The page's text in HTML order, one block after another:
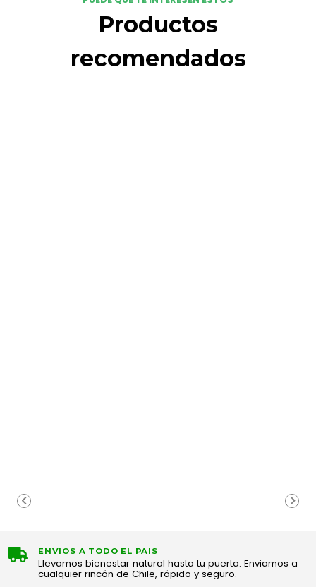
Productos
recomendados
ENVIOS A TODO EL PAIS
Llevamos bienestar natural hasta tu puerta. Enviamos a
cualquier rincón de Chile, rápido y seguro.